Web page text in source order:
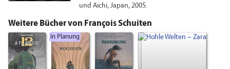
und Aichi, Japan, 2005.
Weitere Bücher von François Schuiten
in Planung